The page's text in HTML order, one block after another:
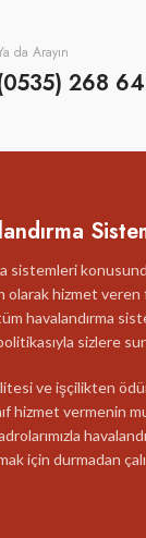
da Arayın
268
sistemleri
olarak hizmet veren
havalandırma
sizlere
ve işçilikten
hizmet vermenin
için durmadan